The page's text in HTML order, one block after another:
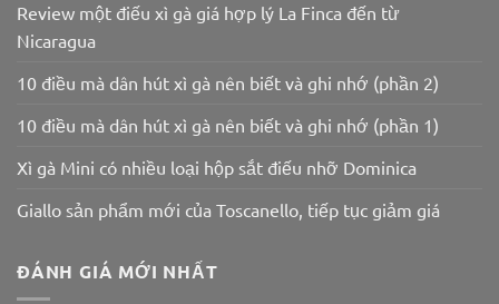
Review một điếu xì gà giá hợp lý La Finca đến từ
Nicaragua
10 điều mà dân hút xì gà nên biết và ghi nhớ (phần 2)
10 điều mà dân hút xì gà nên biết và ghi nhớ (phần 1)
Xì gà Mini có nhiều loại hộp sắt điếu nhỡ Dominica
Giallo sản phẩm mới của Toscanello, tiếp tục giảm giá
ĐÁNH GIÁ MỚI NHẤT